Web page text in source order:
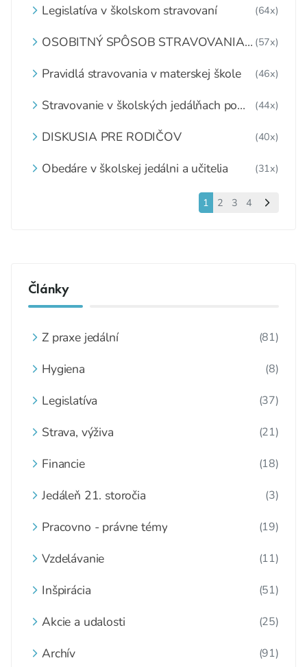
Legislatíva v školskom stravovaní (64x)
OSOBITNÝ SPÔSOB STRAVOVANIA
ZARIADENÍ
(57x)
Pravidlá stravovania v materskej škole (46x)
Stravovanie v školských jedálňach po
(44x)
DISKUSIA PRE RODIČOV (40x)
Obedáre v školskej jedálni a učitelia (31x)
1 2 3 4
Články
Z praxe jedální (81)
Hygiena (8)
Legislatíva (37)
Strava, výživa (21)
Financie (18)
Jedáleň 21. storočia (3)
Pracovno - právne témy (19)
Vzdelávanie (11)
Inšpirácia (51)
Akcie a udalosti (25)
Archív (91)